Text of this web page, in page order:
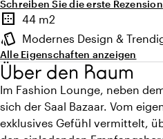
Schreiben Sie die erste Rezension
Highlights
border_outer
Fläche
44 m2
style
Ambiente
Modernes Design &
Alle Eigenschaften anzeigen
Über den Raum
Im Fashion Lounge, neben
sich der Saal Bazaar. Vom
exklusives Gefühl vermittelt,